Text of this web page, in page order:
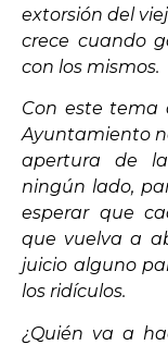
extorsión del
crece cuando
con los mismos.
Con este tema
Ayuntamiento
apertura de
ningún lado,
esperar que
que vuelva a
juicio alguno
los ridículos.
¿Quién va a